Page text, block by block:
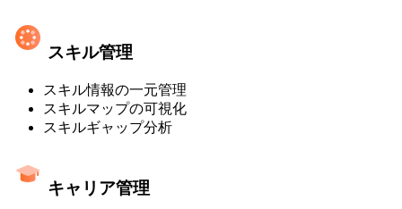
プ
レ
ス]
スキル管理
スキル情報の一元管理
スキルマップの可視化
スキルギャップ分析
キャリア管理